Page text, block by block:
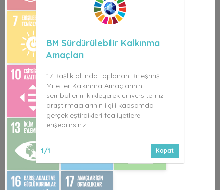
BM Sürdürülebilir Kalkınma
Amaçları
17 Başlık altında toplanan Birleşmiş
Milletler Kalkınma Amaçlarının
sembollerini klikleyerek üniversitemiz
araştırmacılarının ilgili kapsamda
gerçekleştirdikleri faaliyetlere
erişebilirsiniz.
1/1 Kapat